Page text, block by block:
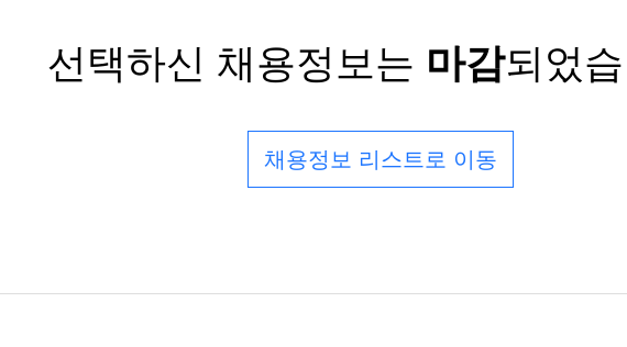
선택하신 채용정보는 마감되었
채용정보 리스트로 이동